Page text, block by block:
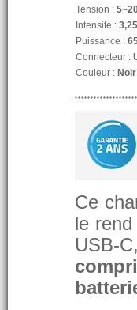
Tension :
Intensité :
Puissance :
Connecteur :
Couleur : Noir
Ce
le
USB-